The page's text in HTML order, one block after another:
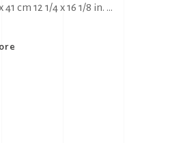
cm 12 1/4 x 16 1/8 in.